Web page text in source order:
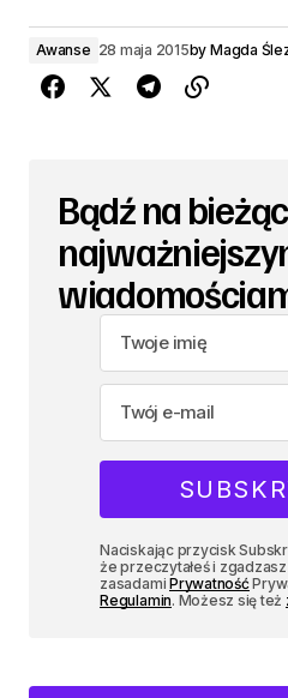
Awanse 28 maja 2015by Magda
Bądź na
Naciskając przycisk
że przeczytałeś i
zasadamiPrywatność
Regulamin. Możesz się też